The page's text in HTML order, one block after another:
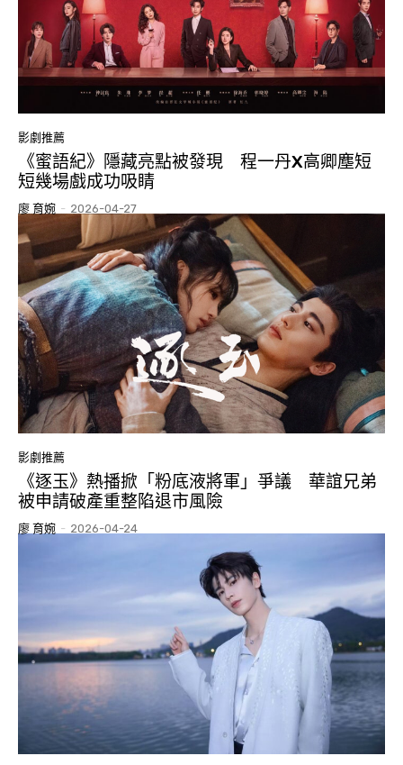
影劇推薦
《蜜語紀》隱藏亮點被發現 程一丹X高卿塵短
短幾場戲成功吸睛
廖 育婉 - 2026-04-27
影劇推薦
《逐玉》熱播掀「粉底液將軍」爭議 華誼兄弟
被申請破產重整陷退市風險
廖 育婉 - 2026-04-24